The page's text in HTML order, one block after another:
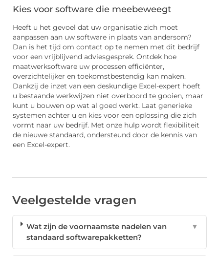
Kies voor software die meebeweegt
Heeft u het gevoel dat uw organisatie zich moet
aanpassen aan uw software in plaats van andersom?
Dan is het tijd om contact op te nemen met dit bedrijf
voor een vrijblijvend adviesgesprek. Ontdek hoe
maatwerksoftware uw processen efficiënter,
overzichtelijker en toekomstbestendig kan maken.
Dankzij de inzet van een deskundige Excel-expert hoeft
u bestaande werkwijzen niet overboord te gooien, maar
kunt u bouwen op wat al goed werkt. Laat generieke
systemen achter u en kies voor een oplossing die zich
vormt naar uw bedrijf. Met onze hulp wordt flexibiliteit
de nieuwe standaard, ondersteund door de kennis van
een Excel-expert.
Veelgestelde vragen
Wat zijn de voornaamste nadelen van
standaard softwarepakketten?
▼